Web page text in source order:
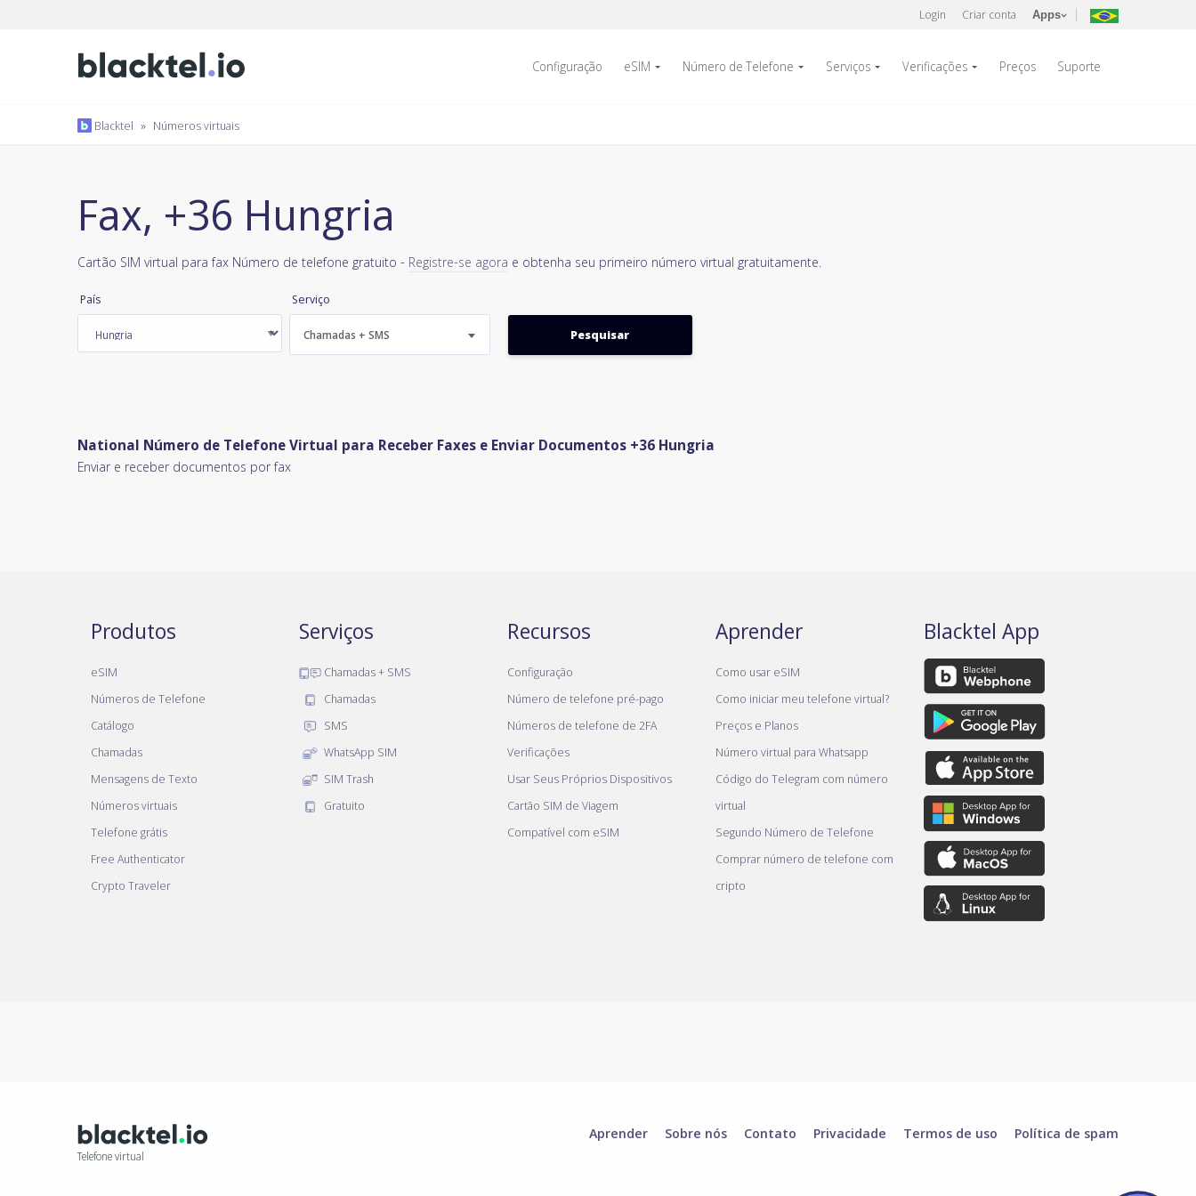
Login Criar conta Apps
Configuração eSIM Número de Telefone Serviços Verificações Preços Suporte
Blacktel » Números virtuais
Fax, +36 Hungria
Cartão SIM virtual para fax Número de telefone gratuito - Registre-se agora e obtenha seu primeiro número virtual gratuitamente.
País Serviço
Chamadas + SMS
National Número de Telefone Virtual para Receber Faxes e Enviar Documentos +36 Hungria
Enviar e receber documentos por fax
Produtos
eSIM
Números de Telefone
Catálogo
Chamadas
Mensagens de Texto
Números virtuais
Telefone grátis
Free Authenticator
Crypto Traveler
Serviços
Chamadas + SMS
Chamadas
SMS
WhatsApp SIM
SIM Trash
Gratuito
Recursos
Configuração
Número de telefone pré-pago
Números de telefone de 2FA
Verificações
Usar Seus Próprios Dispositivos
Cartão SIM de Viagem
Compatível com eSIM
Aprender
Como usar eSIM
Como iniciar meu telefone virtual?
Preços e Planos
Número virtual para Whatsapp
Código do Telegram com número
virtual
Segundo Número de Telefone
Comprar número de telefone com
cripto
Blacktel App
Telefone virtual
Aprender Sobre nós Contato Privacidade Termos de uso Política de spam